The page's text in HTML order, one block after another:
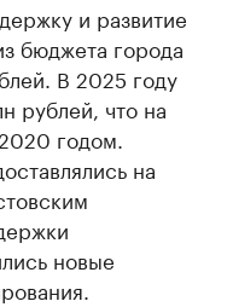
и развитие
бюджета города
В 2025 году
рублей, что на
годом.
на
новые